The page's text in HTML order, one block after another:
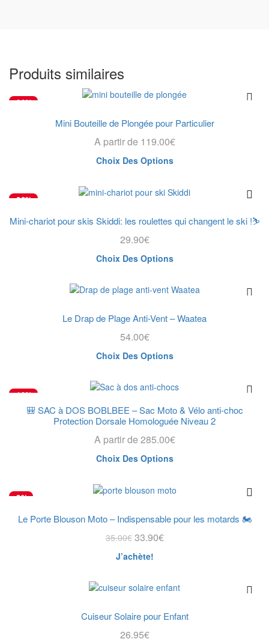
Produits similaires
-30%
Mini Bouteille de Plongée pour Particulier
A partir de 119.00€
Choix Des OptionsCe
plusieurs
Les
être
la
du
-23%
SÉLECTION
Mini-chariot pour skis Skiddi: les roulettes qui changent le ski !⛷️
29.90€
Choix Des OptionsCe
plusieurs
Les
être
la
du
produit
Le Drap de Plage Anti-Vent – Waatea
54.00€
Choix Des OptionsCe
plusieurs
Les
options
peuvent
choisies
la
produit
-19%
🎒 SAC à DOS BOBLBEE – Sac Moto & Vélo anti-choc
Protection Dorsale Homologuée Niveau 2
A partir de 285.00€
Choix Des OptionsCe
plusieurs
Les
la
du
-3%
Le Porte Blouson Moto – Indispensable pour les motards 🏍️
35.00€ Le
prix
initial
35.00€.
33.90€Le
33.90€.
J’achète!
Cuiseur Solaire pour Enfant
26.95€